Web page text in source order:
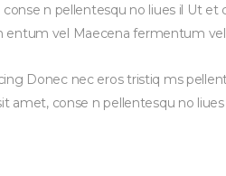
n pellentesqu no liues il Ut
entum vel Maecena fermentum
Donec nec eros tristiq ms
amet, conse n pellentesqu no